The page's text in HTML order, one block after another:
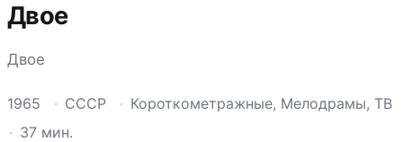
Двое
Двое
1965 · СССР · Короткометражные, Мелодрамы, ТВ
· 37 мин.